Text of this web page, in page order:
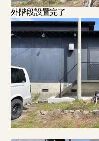
外階段設置完了